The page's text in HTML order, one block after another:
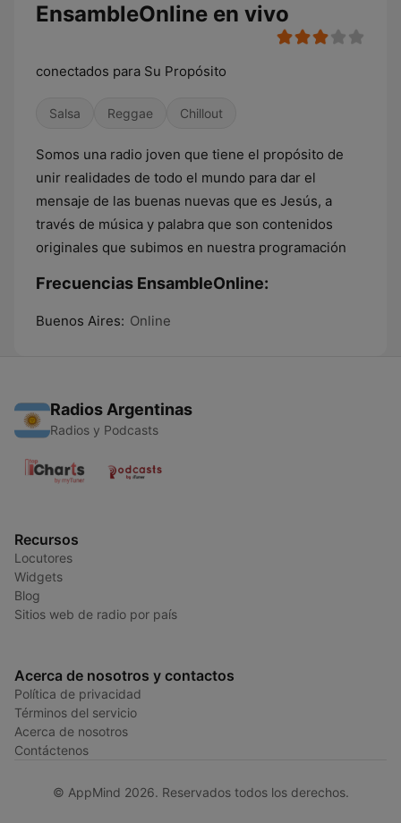
EnsambleOnline en vivo
conectados para Su Propósito
Salsa Reggae Chillout
Somos una radio joven que tiene el propósito de
unir realidades de todo el mundo para dar el
mensaje de las buenas nuevas que es Jesús, a
través de música y palabra que son contenidos
originales que subimos en nuestra programación
Frecuencias EnsambleOnline:
Buenos Aires: Online
Radios Argentinas
Radios y Podcasts
Recursos
Locutores
Widgets
Blog
Sitios web de radio por país
Acerca de nosotros y contactos
Política de privacidad
Términos del servicio
Acerca de nosotros
Contáctenos
© AppMind 2026. Reservados todos los derechos.